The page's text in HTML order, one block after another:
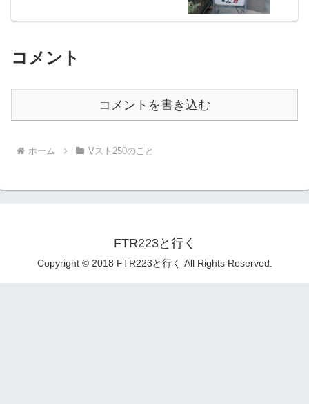
コメント
コメントを書き込む
ホーム Vスト250のこと
FTR223と行く
Copyright © 2018 FTR223と行く All Rights Reserved.